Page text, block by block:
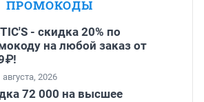
ПРОМОКОДЫ
- скидка 20% по
на любой заказ от
2026
72 000 на высшее